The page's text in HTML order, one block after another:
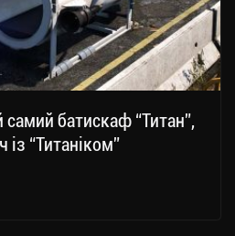
самий батискаф “Титан”,
“Титаніком”